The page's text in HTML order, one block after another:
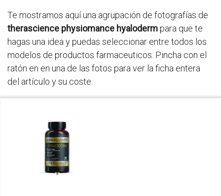
Te mostramos aquí una agrupación de fotografías de
therascience physiomance hyalodermpara que te
hagas una idea y puedas seleccionar entre todos los
modelos de productos farmaceuticos. Pincha con el
ratón en en una de las fotos para ver la ficha entera
del artículo y su coste.